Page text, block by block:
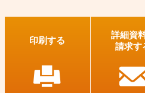
印刷する
詳細資
請求す